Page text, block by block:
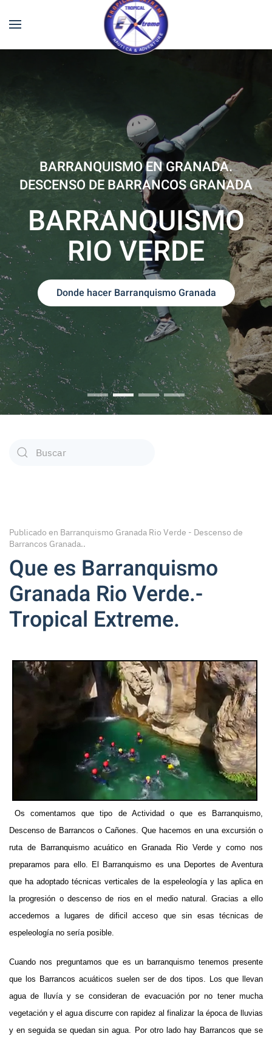
BARRANQUISMO EN GRANADA.
DESCENSO DE BARRANCOS GRANADA
BARRANQUISMO
RIO VERDE
Donde hacer Barranquismo Granada
BARRANQUISMO GRANADA
BARRANQUISMO RIO VERDE
DESCENSO DE
OFERTAS
Publicado en Barranquismo Granada Rio Verde - Descenso de
Barrancos Granada..
Que es Barranquismo
Granada Rio Verde.-
Tropical Extreme.
Os comentamos que tipo de Actividad o que es Barranquismo,
Descenso de Barrancos o Cañones. Que hacemos en una excursión o
ruta de Barranquismo acuático en Granada Rio Verde y como nos
preparamos para ello. El Barranquismo es una Deportes de Aventura
que ha adoptado técnicas verticales de la espeleología y las aplica en
la progresión o descenso de rios en el medio natural. Gracias a ello
accedemos a lugares de dificil acceso que sin esas técnicas de
espeleología no sería posible.
Cuando nos preguntamos que es un barranquismo tenemos presente
que los Barrancos acuáticos suelen ser de dos tipos. Los que llevan
agua de lluvía y se consideran de evacuación por no tener mucha
vegetación y el agua discurre con rapidez al finalizar la época de lluvias
y en seguida se quedan sin agua. Por otro lado hay Barrancos que se